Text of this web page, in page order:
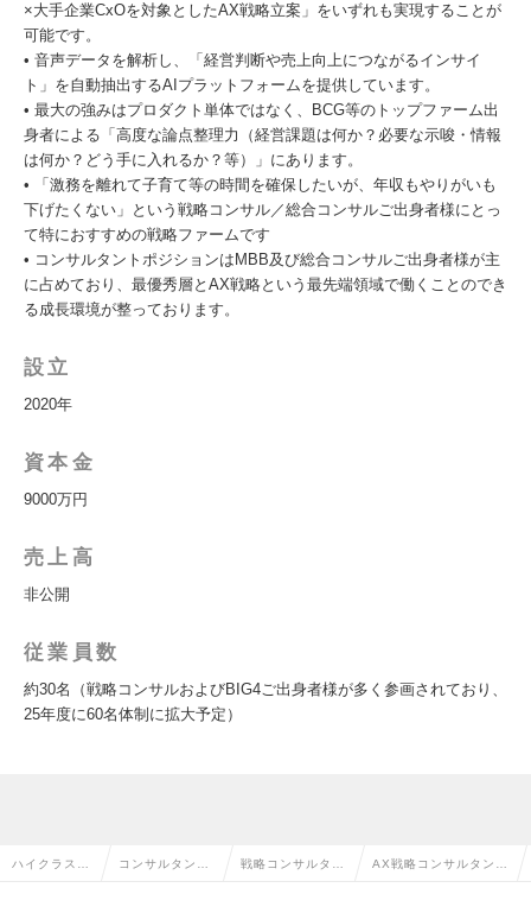
×大手企業CxOを対象としたAX戦略立案」をいずれも実現することが
可能です。
• 音声データを解析し、「経営判断や売上向上につながるインサイ
ト」を自動抽出するAIプラットフォームを提供しています。
• 最大の強みはプロダクト単体ではなく、BCG等のトップファーム出
身者による「高度な論点整理力（経営課題は何か？必要な示唆・情報
は何か？どう手に入れるか？等）」にあります。
• 「激務を離れて子育て等の時間を確保したいが、年収もやりがいも
下げたくない」という戦略コンサル／総合コンサルご出身者様にとっ
て特におすすめの戦略ファームです
• コンサルタントポジションはMBB及び総合コンサルご出身者様が主
に占めており、最優秀層とAX戦略という最先端領域で働くことのでき
る成長環境が整っております。
設立
2020年
資本金
9000万円
売上高
非公開
従業員数
約30名（戦略コンサルおよびBIG4ご出身者様が多く参画されており、
25年度に60名体制に拡大予定）
ハイクラス求 コンサルタント 戦略コンサルタン AX戦略コンサルタント